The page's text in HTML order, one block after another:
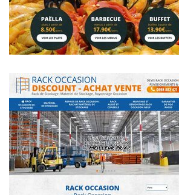
~324€/mois économisés d'annonces commerciales
~318€/mois économisés d'annonces commerciales